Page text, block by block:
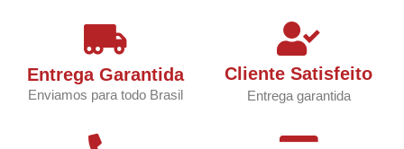
Entrega Garantida
Enviamos para todo Brasil
Cliente Satisfeito
Entrega garantida